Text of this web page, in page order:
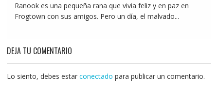
Ranook es una pequeña rana que vivia feliz y en paz en
Frogtown con sus amigos. Pero un día, el malvado...
DEJA TU COMENTARIO
Lo siento, debes estar conectado para publicar un comentario.